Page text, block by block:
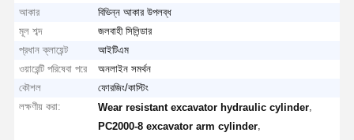
আকার
বিভিন্ন আকার উপলব্ধ
মূল শব্দ
জলবাহী সিলিন্ডার
প্রধান ক্লায়েন্ট
আইটিএম
ওয়ারেন্টি পরিষেবা পরে
অনলাইন সমর্থন
কৌশল
ফোরজিং/কাস্টিং
লক্ষণীয় করা:
Wear resistant excavator hydraulic cylinder
PC2000-8 excavator arm cylinder